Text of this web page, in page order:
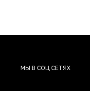
МЫ В СОЦ СЕТЯХ